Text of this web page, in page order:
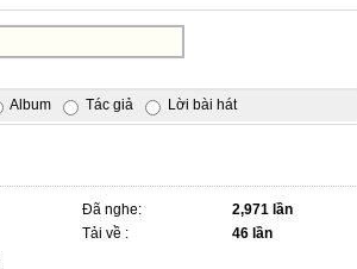
Album Tác giả Lời bài hát
Đã nghe:
2,971 lần
Tải về :
46 lần